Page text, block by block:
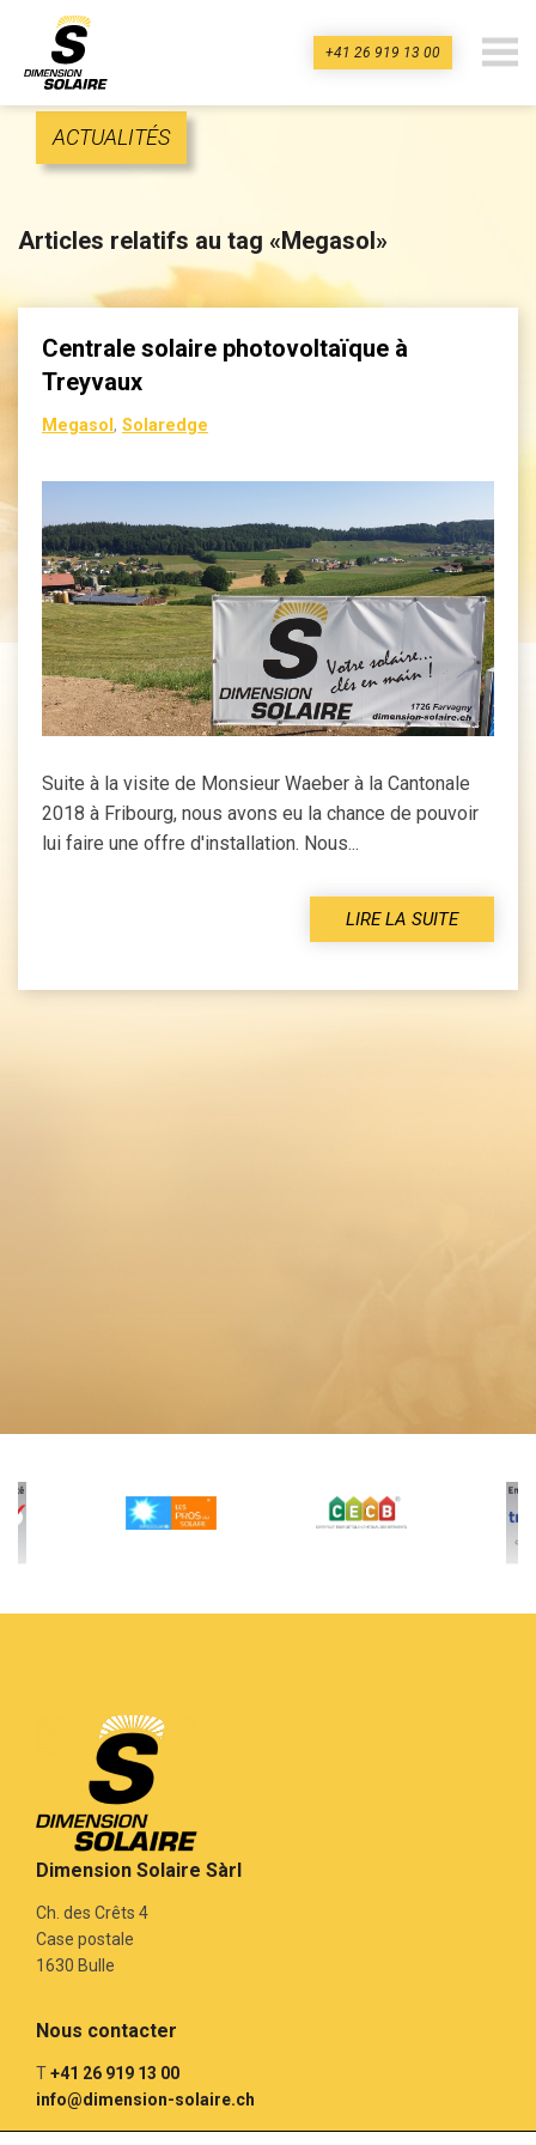
+41 26 919 13 00
ACTUALITÉS
Articles relatifs au tag «Megasol»
Centrale solaire photovoltaïque à
Treyvaux
Megasol , Solaredge
Suite à la visite de Monsieur Waeber à la Cantonale
2018 à Fribourg, nous avons eu la chance de pouvoir
lui faire une offre d'installation. Nous...
LIRE LA SUITE
Dimension Solaire Sàrl
Ch. des Crêts 4
Case postale
1630 Bulle
Nous contacter
T+41 26 919 13 00
info@dimension-solaire.ch